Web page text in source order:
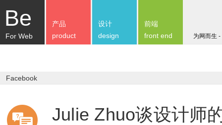
Be
For Web 为网而生
产品
product
设计
design
前端
front end
Facebook
Julie Zhuo谈设计师